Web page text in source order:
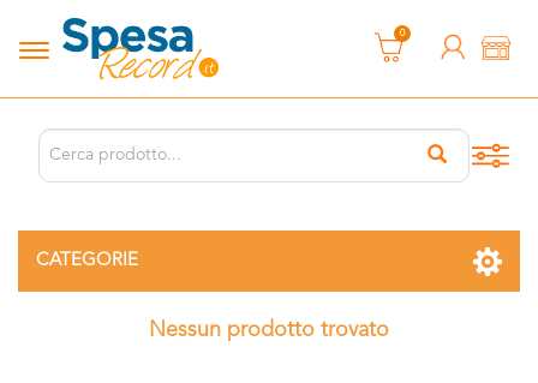
0
CATEGORIE
Nessun prodotto trovato